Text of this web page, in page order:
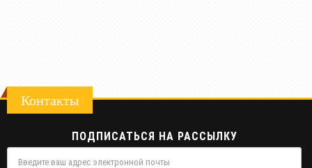
Контакты
ПОДПИСАТЬСЯ НА РАССЫЛКУ